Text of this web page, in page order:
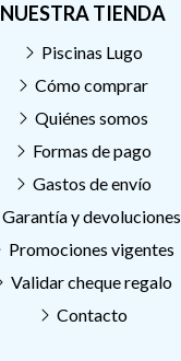
NUESTRA TIENDA
Piscinas Lugo
Cómo comprar
Quiénes somos
Formas de pago
Gastos de envío
Garantía y devoluciones
Promociones vigentes
Validar cheque regalo
Contacto